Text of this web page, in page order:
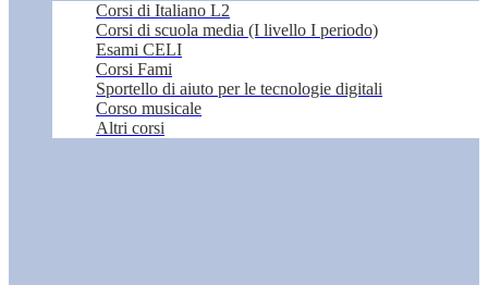
Corsi di Italiano L2
Corsi di scuola media (I livello I periodo)
Esami CELI
Corsi Fami
Sportello di aiuto per le tecnologie digitali
Corso musicale
Altri corsi